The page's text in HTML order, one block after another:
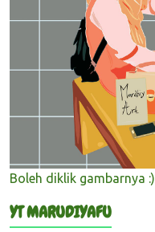
Boleh diklik gambarnya :)
YT MARUDIYAFU